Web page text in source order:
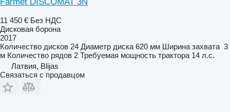
11 450 € Без НДС
Дисковая борона
2017
Количество дисков 24 Диаметр диска 620 мм Ширина захвата 3
м Количество рядов 2 Требуемая мощность трактора 14 л.с.
Латвия, Blijas
Связаться с продавцом